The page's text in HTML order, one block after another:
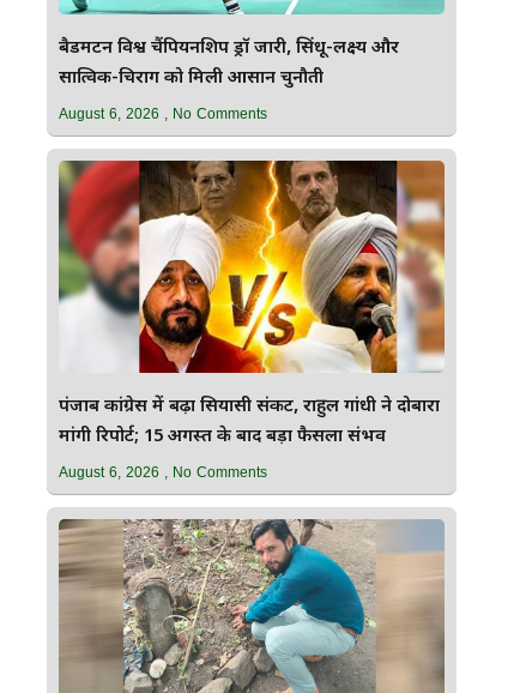
बैडमिंटन विश्व चैंपियनशिप ड्रॉ जारी, सिंधू-लक्ष्य और
सात्विक-चिराग को मिली आसान चुनौती
August 6, 2026 No Comments
पंजाब कांग्रेस में बढ़ा सियासी संकट, राहुल गांधी ने दोबारा
मांगी रिपोर्ट; 15 अगस्त के बाद बड़ा फैसला संभव
August 6, 2026 No Comments